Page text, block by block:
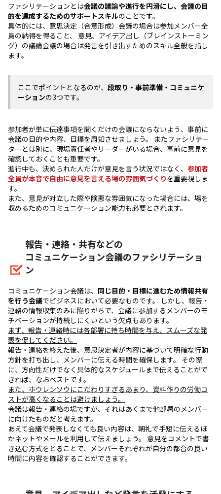
ファシリテーションとは会議の議論や進行を円滑にし、会議の目
的を達成するためのサポートスキルのことです。
具体的には、意思決定（合意形成）会議の場合は参加メンバー全
員の納得を得ること、 意見、アイデア出し（ブレインストーミン
グ）の議論会議の場合は発言を引き出すためのスキル全般を指し
ます。
ここでポイントとなるのが、 段取り・事前準備・コミュニケ
ーションの3つです。
参加者が単に伝達事項を聞くだけの会議にならないよう、事前に
会議の目的や内容、目標を周知させましょう。 またファシリテー
ターとは別に、現場責任者やリーダーがいる場合、事前に意見を
確認しておくことも重要です。
進行中も、決められた人だけが意見を言う状況ではなく、 参加者
全員が本音で自由に意見を言える場の雰囲気づくりを重要視しま
す。
また、意見が対立した際や険悪な雰囲気になった場合には、場を
収めるためのコミュニケーション能力も必要とされます。
報告・連絡・共有などの
コミュニケーション会議のファシリテーショ
ン
コミュニケーション会議は、 同じ目的・目標に進むため情報共有
を行う会議でビジネスにおいて必要なものです。 しかし、報告・
連絡の情報収集のみに陥りがちで、会議に参加するメンバーのモ
チベーションが持続しにくいという欠点もあります。
まず、報告・連絡時には各部署に持ち時間を与え、スムーズな発
表を促してください。
報告・連絡を終えた後、意思決定者が内容に基づいて明確な行動
方針を打ち出し、メンバーに伝える時間を確保します。 その際
に、方向性だけでなく具体的なスケジュールまで伝えることがで
きれば、なおベストです。
また、ホウレンソウにこだわりすぎるあまり、資料作りの労働コ
ストが高くなることは避けましょう。
会議は報告・連絡の場ですが、それはあくまで他部署のメンバー
に向けたものだと考えます。
あえて会議で発表しなくても良い内容は、朝礼で手短に伝えるほ
かネットやメールを利用して伝えましょう。 意見をコメントで書
き込む方式をとることで、メンバーそれぞれが自分の都合の良い
時間に内容を確認することができます。